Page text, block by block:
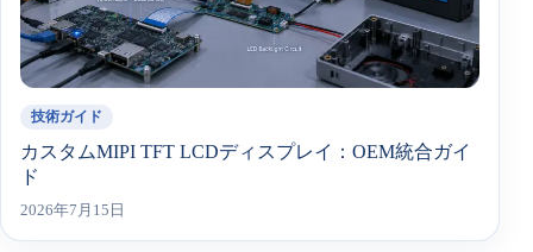
技術ガイド
カスタムMIPI TFT LCDディスプレイ：OEM統合ガイ
ド
2026年7月15日